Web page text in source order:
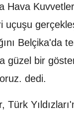
Hava
uçuşu
Belçika'da
güzel bir
dedi.
Türk